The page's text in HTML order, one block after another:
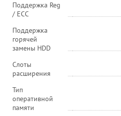
Поддержка Reg
/ ECC
Поддержка
горячей
замены HDD
Слоты
расширения
Тип
оперативной
памяти